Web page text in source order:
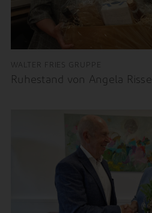
WALTER FRIES GRUPPE
Ruhestand von Angela Risse